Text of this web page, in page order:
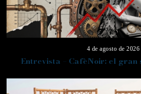
4 de agosto de 2026
Entrevista – CafèNoir: el gran